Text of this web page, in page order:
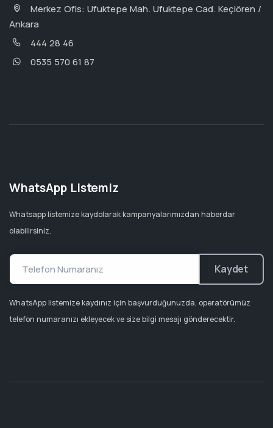
Merkez Ofis: Ufuktepe Mah. Ufuktepe Cad. Keçiören /
Ankara
444 28 46
0535 570 61 87
WhatsApp Listemiz
Whatsapp listemize kaydolarak kampanyalarımızdan haberdar
olabilirsiniz.
Kaydet
WhatsApp listemize kaydınız için başvurduğunuzda, operatörümüz
telefon numaranızı ekleyecek ve size bilgi mesajı gönderecektir.